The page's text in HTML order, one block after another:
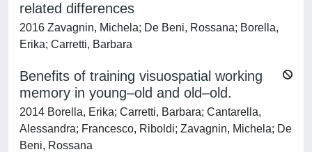
related differences
2016 Zavagnin, Michela; De Beni, Rossana; Borella,
Erika; Carretti, Barbara
Benefits of training visuospatial working
memory in young–old and old–old.
2014 Borella, Erika; Carretti, Barbara; Cantarella,
Alessandra; Francesco, Riboldi; Zavagnin, Michela; De
Beni, Rossana